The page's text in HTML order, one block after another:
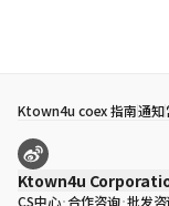
Ktown4u coex 指南通知
Ktown4u
CS中心 合作咨询 批发咨